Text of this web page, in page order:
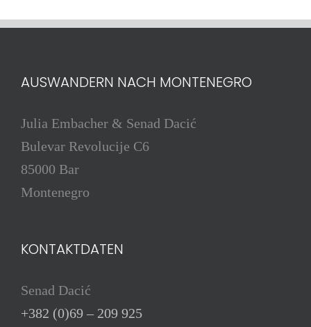
AUSWANDERN NACH MONTENEGRO
Julia Embacher & Senad Dacić
Bulevar Revolucije C6
85000 Bar
Montenegro
KONTAKTDATEN
Senad Dacić
+382 (0)69 – 209 925